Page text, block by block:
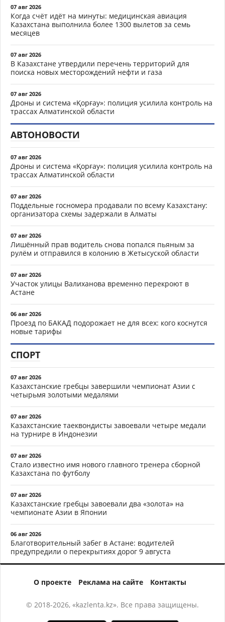
07 авг 2026
Когда счёт идёт на минуты: медицинская авиация
Казахстана выполнила более 1300 вылетов за семь
месяцев
07 авг 2026
В Казахстане утвердили перечень территорий для
поиска новых месторождений нефти и газа
07 авг 2026
Дроны и система «Қорғау»: полиция усилила контроль на
трассах Алматинской области
АВТОНОВОСТИ
07 авг 2026
Дроны и система «Қорғау»: полиция усилила контроль на
трассах Алматинской области
07 авг 2026
Поддельные госномера продавали по всему Казахстану:
организатора схемы задержали в Алматы
07 авг 2026
Лишённый прав водитель снова попался пьяным за
рулём и отправился в колонию в Жетысуской области
07 авг 2026
Участок улицы Валиханова временно перекроют в
Астане
06 авг 2026
Проезд по БАКАД подорожает не для всех: кого коснутся
новые тарифы
СПОРТ
07 авг 2026
Казахстанские гребцы завершили чемпионат Азии с
четырьмя золотыми медалями
07 авг 2026
Казахстанские таеквондисты завоевали четыре медали
на турнире в Индонезии
07 авг 2026
Стало известно имя нового главного тренера сборной
Казахстана по футболу
07 авг 2026
Казахстанские гребцы завоевали два «золота» на
чемпионате Азии в Японии
06 авг 2026
Благотворительный забег в Астане: водителей
предупредили о перекрытиях дорог 9 августа
О проекте Реклама на сайте Контакты
© 2018-2026, «kazlenta.kz». Все права защищены.